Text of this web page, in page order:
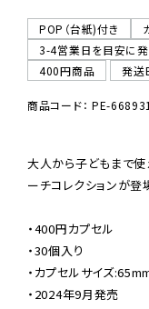
POP（台紙)付き
3-4営業日を目安に
400円商品
発送
商品コード： PE-668931
大人から子どもまで使
ーチコレクションが登
・400円カプセル
・30個入り
・カプセルサイズ
・2024年9月発売